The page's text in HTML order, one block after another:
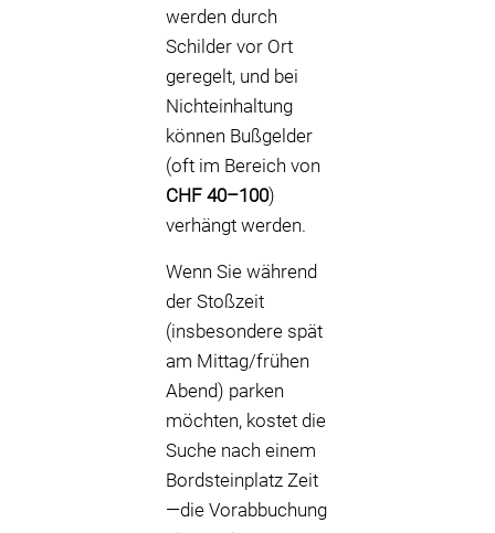
werden durch
Schilder vor Ort
geregelt, und bei
Nichteinhaltung
können Bußgelder
(oft im Bereich von
CHF 40–100)
verhängt werden.
Wenn Sie während
der Stoßzeit
(insbesondere spät
am Mittag/frühen
Abend) parken
möchten, kostet die
Suche nach einem
Bordsteinplatz Zeit
—die Vorabbuchung